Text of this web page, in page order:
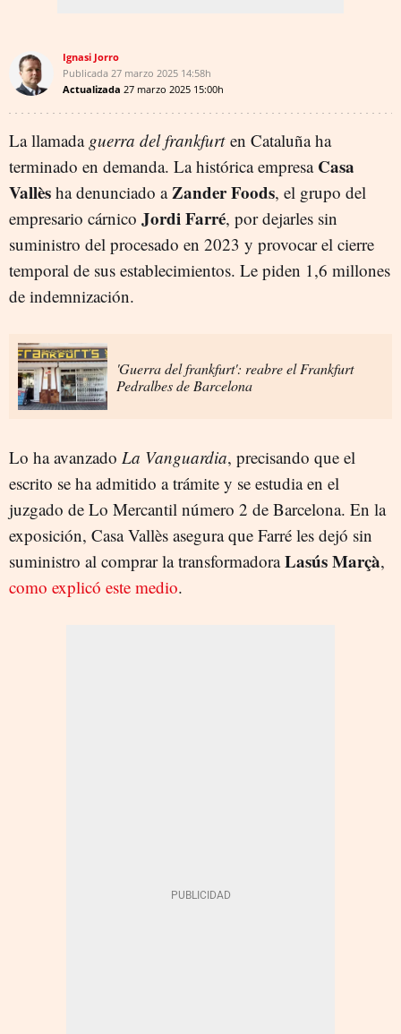
Ignasi Jorro
Publicada 27 marzo 2025 14:58h
Actualizada 27 marzo 2025 15:00h
La llamadaguerra del frankfurten Cataluña ha
terminado en demanda. La histórica empresa Casa
Vallès ha denunciado aZander Foods, el grupo del
empresario cárnico Jordi Farré, por dejarles sin
suministro del procesado en 2023 y provocar el cierre
temporal de sus establecimientos. Le piden 1,6 millones
de indemnización.
'Guerra del frankfurt': reabre el Frankfurt
Pedralbes de Barcelona
Lo ha avanzado La Vanguardia, precisando que el
escrito se ha admitido a trámite y se estudia en el
juzgado de Lo Mercantil número 2 de Barcelona. En la
exposición, Casa Vallès asegura que Farré les dejó sin
suministro al comprar la transformadoraLasús Marçà,
como explicó este medio.